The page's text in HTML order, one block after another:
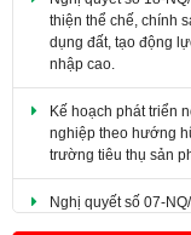
thiện thể chế, chính
dụng đất, tạo động
nhập cao.
Kế hoạch phát triển
nghiệp theo hướng
trường tiêu thụ sản
​Nghị quyết số 07-
Trung ương Hội